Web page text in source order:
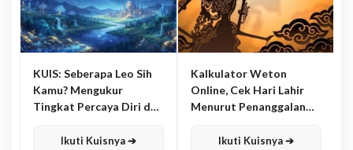
KUIS: Seberapa Leo Sih
Kamu? Mengukur
Tingkat Percaya Diri dan
Ikuti Kuisnya ➔
Kalkulator Weton
Online, Cek Hari Lahir
Menurut Penanggalan
Ikuti Kuisnya ➔